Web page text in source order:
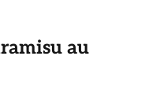
au